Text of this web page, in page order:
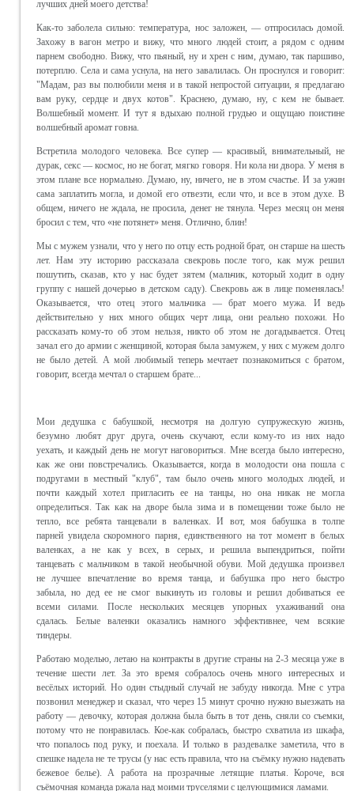
лучших дней моего детства!
Как-то заболела сильно: температура, нос заложен, — отпросилась домой.
Захожу в вагон метро и вижу, что много людей стоит, а рядом с одним
парнем свободно. Вижу, что пьяный, ну и хрен с ним, думаю, так паршиво,
потерплю. Села и сама уснула, на него завалилась. Он проснулся и говорит:
"Мадам, раз вы полюбили меня и в такой непростой ситуации, я предлагаю
вам руку, сердце и двух котов". Краснею, думаю, ну, с кем не бывает.
Волшебный момент. И тут я вдыхаю полной грудью и ощущаю поистине
волшебный аромат говна.
Встретила молодого человека. Все супер — красивый, внимательный, не
дурак, секс — космос, но не богат, мягко говоря. Ни кола ни двора. У меня в
этом плане все нормально. Думаю, ну, ничего, не в этом счастье. И за ужин
сама заплатить могла, и домой его отвезти, если что, и все в этом духе. В
общем, ничего не ждала, не просила, денег не тянула. Через месяц он меня
бросил с тем, что «не потянет» меня. Отлично, блин!
Мы с мужем узнали, что у него по отцу есть родной брат, он старше на шесть
лет. Нам эту историю рассказала свекровь после того, как муж решил
пошутить, сказав, кто у нас будет зятем (мальчик, который ходит в одну
группу с нашей дочерью в детском саду). Свекровь аж в лице поменялась!
Оказывается, что отец этого мальчика — брат моего мужа. И ведь
действительно у них много общих черт лица, они реально похожи. Но
рассказать кому-то об этом нельзя, никто об этом не догадывается. Отец
зачал его до армии с женщиной, которая была замужем, у них с мужем долго
не было детей. А мой любимый теперь мечтает познакомиться с братом,
говорит, всегда мечтал о старшем брате...
Мои дедушка с бабушкой, несмотря на долгую супружескую жизнь,
безумно любят друг друга, очень скучают, если кому-то из них надо
уехать, и каждый день не могут наговориться. Мне всегда было интересно,
как же они повстречались. Оказывается, когда в молодости она пошла с
подругами в местный "клуб", там было очень много молодых людей, и
почти каждый хотел пригласить ее на танцы, но она никак не могла
определиться. Так как на дворе была зима и в помещении тоже было не
тепло, все ребята танцевали в валенках. И вот, моя бабушка в толпе
парней увидела скоромного парня, единственного на тот момент в белых
валенках, а не как у всех, в серых, и решила выпендриться, пойти
танцевать с мальчиком в такой необычной обуви. Мой дедушка произвел
не лучшее впечатление во время танца, и бабушка про него быстро
забыла, но дед ее не смог выкинуть из головы и решил добиваться ее
всеми силами. После нескольких месяцев упорных ухаживаний она
сдалась. Белые валенки оказались намного эффективнее, чем всякие
тиндеры.
Работаю моделью, летаю на контракты в другие страны на 2-3 месяца уже в
течение шести лет. За это время собралось очень много интересных и
весёлых историй. Но один стыдный случай не забуду никогда. Мне с утра
позвонил менеджер и сказал, что через 15 минут срочно нужно выезжать на
работу — девочку, которая должна была быть в тот день, сняли со съемки,
потому что не понравилась. Кое-как собралась, быстро схватила из шкафа,
что попалось под руку, и поехала. И только в раздевалке заметила, что в
спешке надела не те трусы (у нас есть правила, что на съёмку нужно надевать
бежевое белье). А работа на прозрачные летящие платья. Короче, вся
съёмочная команда ржала над моими труселями с целующимися ламами.